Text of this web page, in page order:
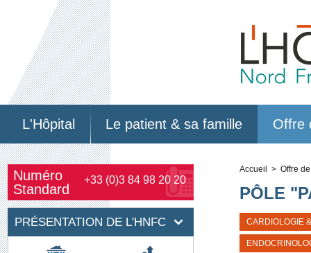
L'Hôpital Le patient & sa famille Offre
Numéro
Standard
+33 (0)3 84 98 20 20
PRÉSENTATION DE L'HNFC
Accueil > Offre
PÔLE
CARDIOLOGIE